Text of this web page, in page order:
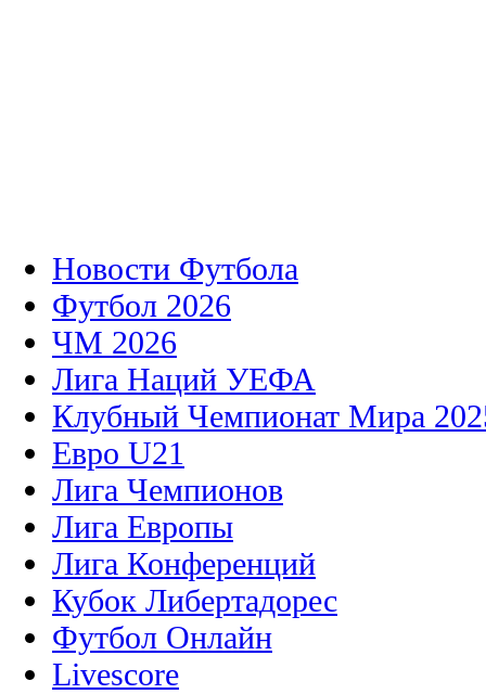
Новости Футбола
Футбол 2026
ЧМ 2026
Лига Наций УЕФА
Клубный Чемпионат Мира
Евро U21
Лига Чемпионов
Лига Европы
Лига Конференций
Кубок Либертадорес
Футбол Онлайн
Livescore